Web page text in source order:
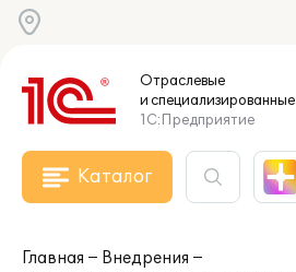
Отраслевые
и специализированные
1С:Предприятие
Каталог
Главная
Внедрения